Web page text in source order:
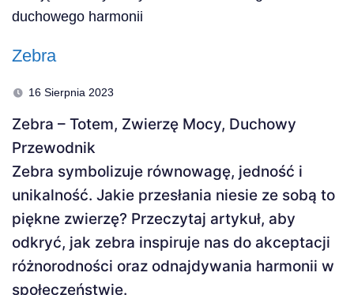
Zebra
16 Sierpnia 2023
Zebra – Totem, Zwierzę Mocy, Duchowy
Przewodnik
Zebra symbolizuje równowagę, jedność i
unikalność. Jakie przesłania niesie ze sobą to
piękne zwierzę? Przeczytaj artykuł, aby
odkryć, jak zebra inspiruje nas do akceptacji
różnorodności oraz odnajdywania harmonii w
społeczeństwie.